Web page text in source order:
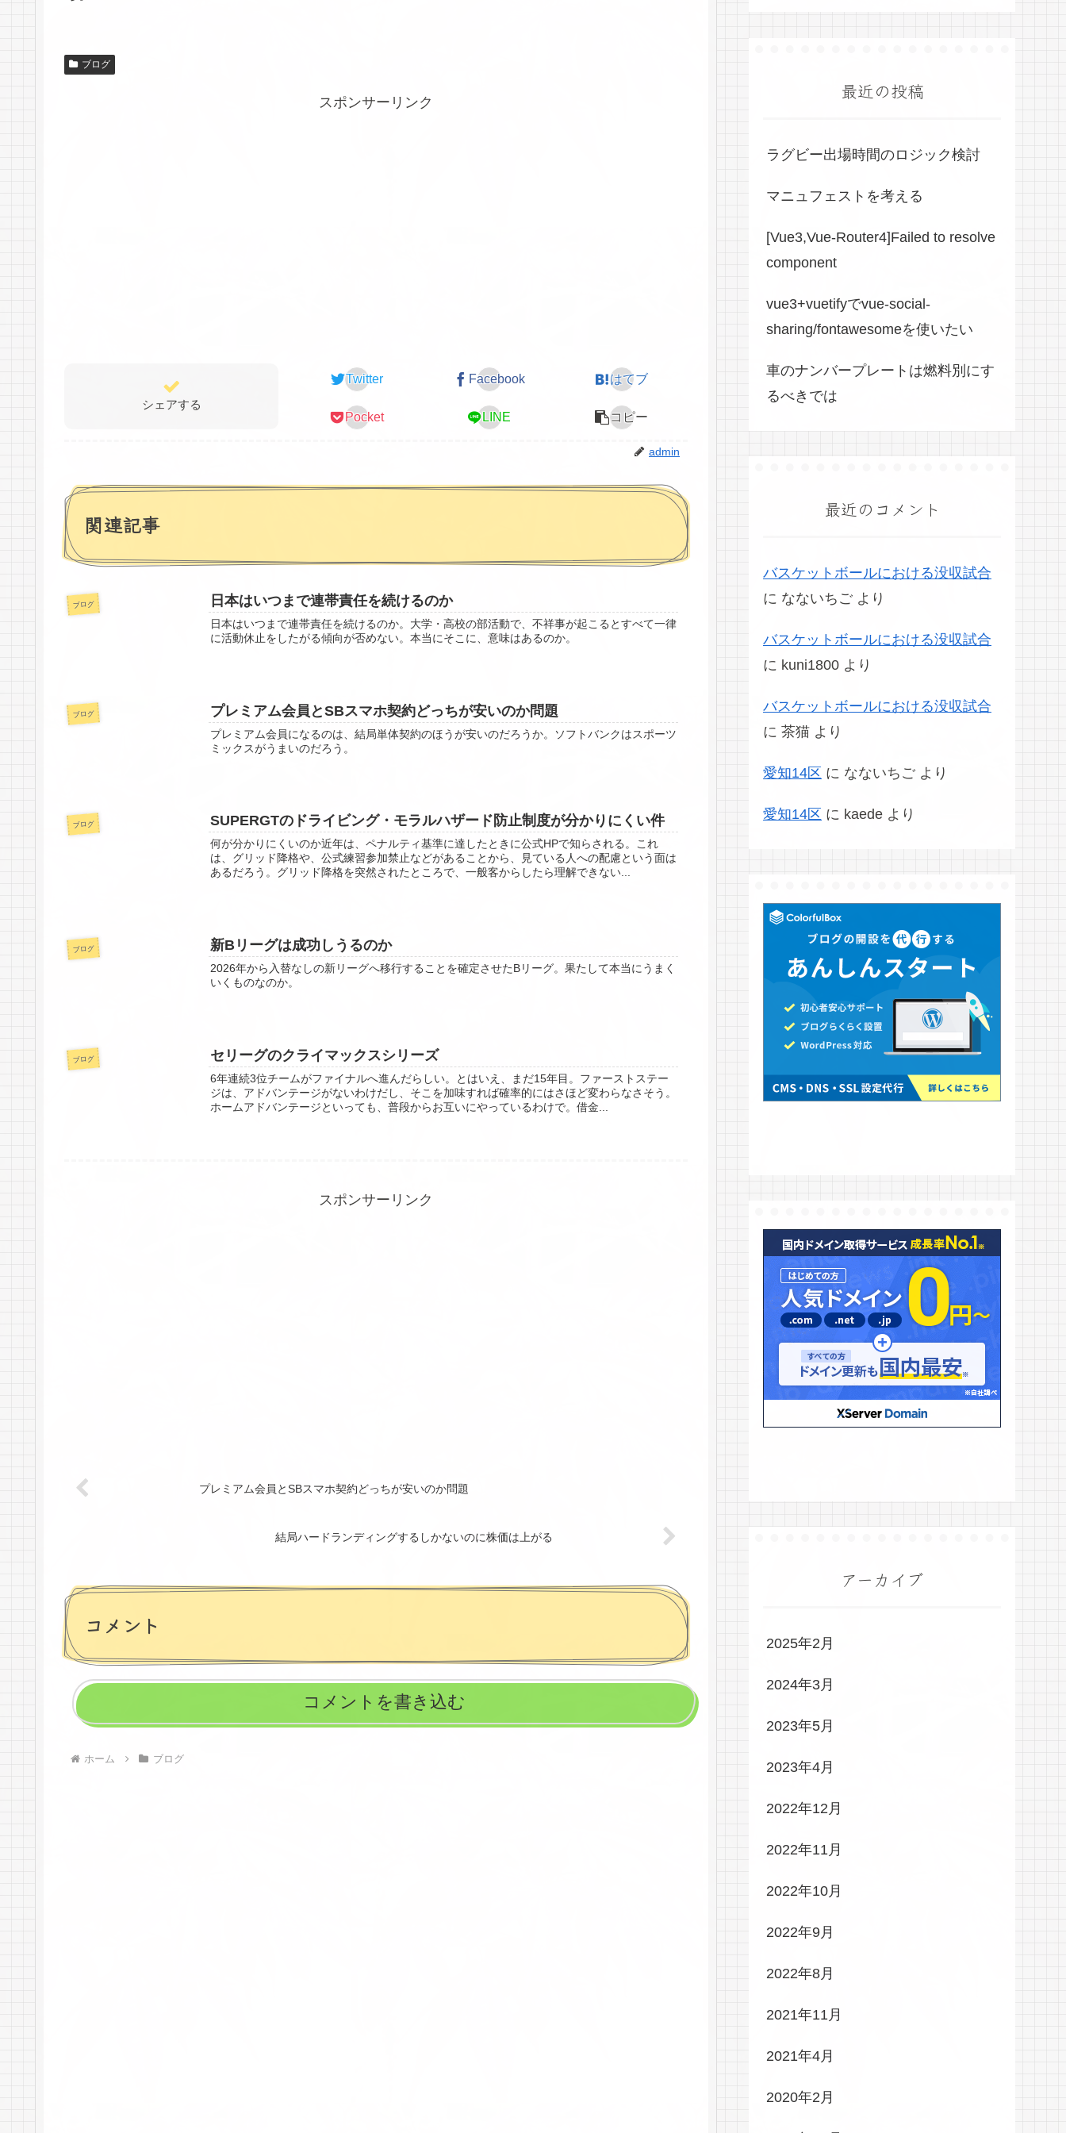
ブログ
スポンサーリンク
シェアする
Twitter Facebook はてブ
Pocket LINE コピー
admin
関連記事
ブログ 日本はいつまで連帯責任を続けるのか
日本はいつまで連帯責任を続けるのか。大学・高校の部活動で、不祥事が起こるとすべて一律
に活動休止をしたがる傾向が否めない。本当にそこに、意味はあるのか。
ブログ プレミアム会員とSBスマホ契約どっちが安いのか問題
プレミアム会員になるのは、結局単体契約のほうが安いのだろうか。ソフトバンクはスポーツ
ミックスがうまいのだろう。
ブログ SUPERGTのドライビング・モラルハザード防止制度が分かりにくい件
何が分かりにくいのか近年は、ペナルティ基準に達したときに公式HPで知らされる。これ
は、グリッド降格や、公式練習参加禁止などがあることから、見ている人への配慮という面は
あるだろう。グリッド降格を突然されたところで、一般客からしたら理解できない...
ブログ 新Bリーグは成功しうるのか
2026年から入替なしの新リーグへ移行することを確定させたBリーグ。果たして本当にうまく
いくものなのか。
ブログ セリーグのクライマックスシリーズ
6年連続3位チームがファイナルへ進んだらしい。とはいえ、まだ15年目。ファーストステー
ジは、アドバンテージがないわけだし、そこを加味すれば確率的にはさほど変わらなさそう。
ホームアドバンテージといっても、普段からお互いにやっているわけで。借金...
スポンサーリンク
プレミアム会員とSBスマホ契約どっちが安いのか問題
結局ハードランディングするしかないのに株価は上がる
コメント
コメントを書き込む
ホーム ブログ
最近の投稿
ラグビー出場時間のロジック検討
マニュフェストを考える
[Vue3,Vue-Router4]Failed to resolve
component
vue3+vuetifyでvue-social-
sharing/fontawesomeを使いたい
車のナンバープレートは燃料別にす
るべきでは
最近のコメント
バスケットボールにおける没収試合
に なないちご より
バスケットボールにおける没収試合
に kuni1800 より
バスケットボールにおける没収試合
に 茶猫 より
愛知14区 に なないちご より
愛知14区 に kaede より
アーカイブ
2025年2月
2024年3月
2023年5月
2023年4月
2022年12月
2022年11月
2022年10月
2022年9月
2022年8月
2021年11月
2021年4月
2020年2月